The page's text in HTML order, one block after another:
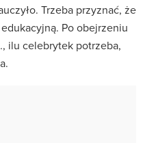
Trzeba przyznać, że
Po obejrzeniu
ilu celebrytek potrzeba,